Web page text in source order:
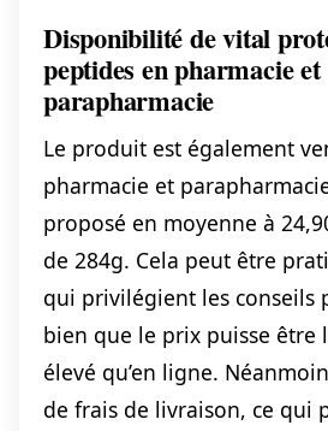
Disponibilité de vital
peptides en pharmacie et
parapharmacie
Le produit est également
pharmacie et
proposé en moyenne à
de 284g. Cela peut être
qui privilégient les conseils
bien que le prix puisse être
élevé qu’en ligne.
de frais de livraison, ce qui